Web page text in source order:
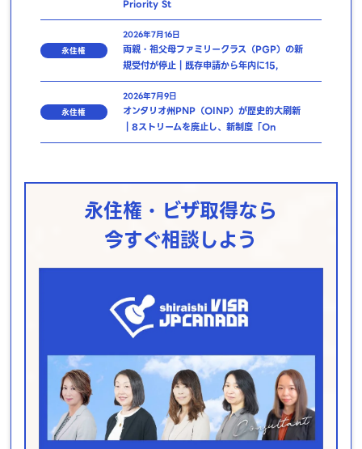
Priority St
永住権
2026年7月16日
両親・祖父母ファミリークラス（PGP）の新
規受付が停止｜既存申請から年内に15,
永住権
2026年7月9日
オンタリオ州PNP（OINP）が歴史的大刷新
｜8ストリームを廃止し、新制度「On
永住権・ビザ取得なら
今すぐ相談しよう